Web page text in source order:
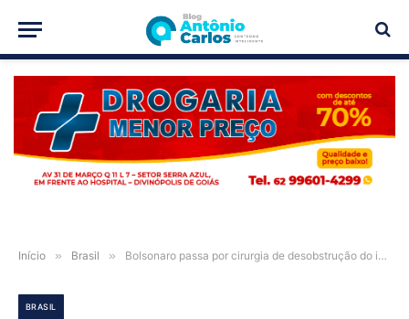
PUBLICIDADE
Início » Brasil » Bolsonaro passa por cirurgia de desobstrução do intestino em Brasília
BRASIL